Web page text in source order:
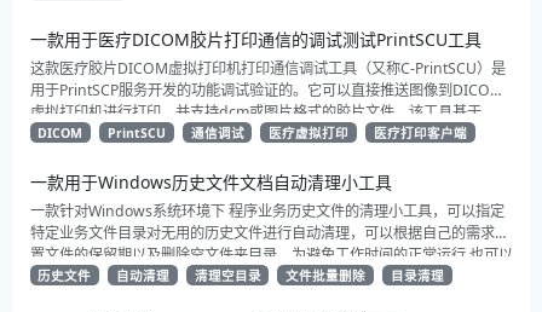
一款用于医疗DICOM胶片打印通信的调试测试PrintSCU工具
这款医疗胶片DICOM虚拟打印机打印通信调试工具（又称C-PrintSCU）是
用于PrintSCP服务开发的功能调试验证的。它可以直接推送图像到DICOM
虚拟打印机进行打印，并支持dcm或图片格式的胶片文件。该工具基于
DICOM 3.0标准开发，测试验证了多款网络上的虚拟打印软件的正常打印功
息输出，可用于排查客户端和服务端的通信协议问题。
DICOM PrintSCU 通信调试 医疗虚拟打印 医疗打印客户端
一款用于Windows历史文件文档自动清理小工具
一款针对Windows系统环境下 程序业务历史文件的清理小工具，可以指定
特定业务文件目录对无用的历史文件进行自动清理，可以根据自己的需求设
置文件的保留期以及删除空文件夹目录。为避免工作时间的正常运行 也可以
设置闲时执行（0点到7点）。
历史文件 自动清理 清理空目录 文件批量删除 目录清理